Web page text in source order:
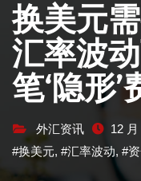
换美元
汇率波
笔‘隐形’
外汇资讯 12
#换美元, #汇率波动, #